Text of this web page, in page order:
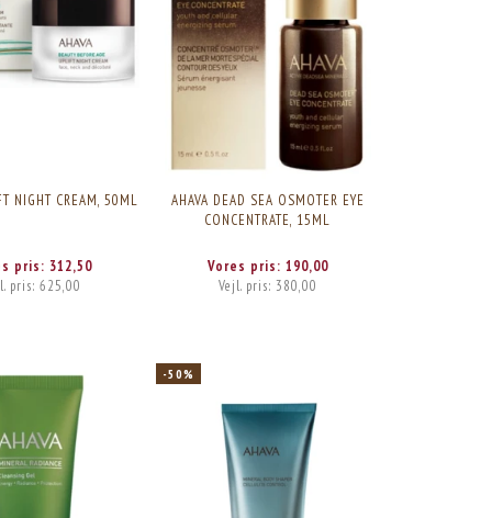
NIGHT CREAM, 50ML
pris: 312,50
pris:625,00
AHAVA DEAD SEA OSMOTER EYE
CONCENTRATE, 15ML
Vores pris: 190,00
Vejl. pris: 380,00
-50%